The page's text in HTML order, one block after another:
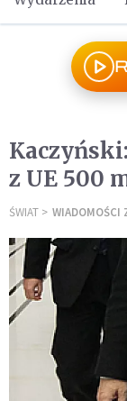
z UE 500
ŚWIAT WIADOMOŚCI